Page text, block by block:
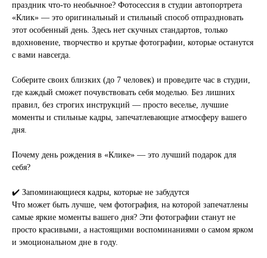
праздник что-то необычное? Фотосессия в студии автопортрета
«Клик» — это оригинальный и стильный способ отпраздновать
этот особенный день. Здесь нет скучных стандартов, только
вдохновение, творчество и крутые фотографии, которые останутся
с вами навсегда.
Соберите своих близких (до 7 человек) и проведите час в студии,
где каждый сможет почувствовать себя моделью. Без лишних
правил, без строгих инструкций — просто веселье, лучшие
моменты и стильные кадры, запечатлевающие атмосферу вашего
дня.
Почему день рождения в «Клике» — это лучший подарок для
себя?
✔️ Запоминающиеся кадры, которые не забудутся
Что может быть лучше, чем фотография, на которой запечатлены
самые яркие моменты вашего дня? Эти фотографии станут не
просто красивыми, а настоящими воспоминаниями о самом ярком
и эмоциональном дне в году.